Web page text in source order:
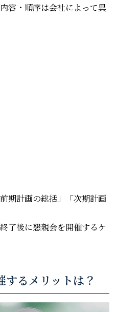
容・順序は会社によって異
期計画の総括」「次期計画
了後に懇親会を開催するケ
るメリットは？